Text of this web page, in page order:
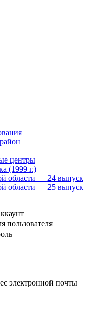
центры
(1999 г.)
области — 24 выпуск
области — 25 выпуск
пользователя
электронной почты